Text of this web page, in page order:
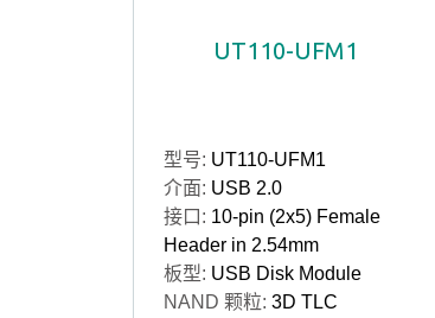
UT110-UFM1
型号: UT110-UFM1
介面: USB 2.0
接口: 10-pin (2x5) Female
Header in 2.54mm
板型: USB Disk Module
NAND 颗粒: 3D TLC